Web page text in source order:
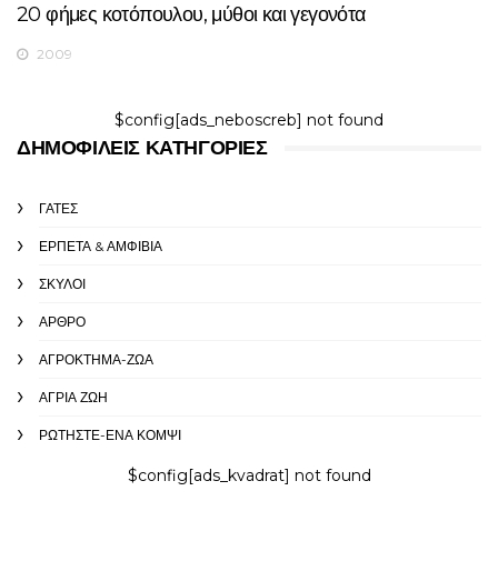
20 φήμες κοτόπουλου, μύθοι και γεγονότα
2009
$config[ads_neboscreb] not found
ΔΗΜΟΦΙΛΕΊΣ ΚΑΤΗΓΟΡΊΕΣ
ΓΆΤΕΣ
ΕΡΠΕΤΆ & ΑΜΦΊΒΙΑ
ΣΚΎΛΟΙ
ΆΡΘΡΟ
ΑΓΡΌΚΤΗΜΑ-ΖΏΑ
ΑΓΡΙΑ ΖΩΉ
ΡΩΤΉΣΤΕ-ΈΝΑ ΚΟΜΨΊ
$config[ads_kvadrat] not found